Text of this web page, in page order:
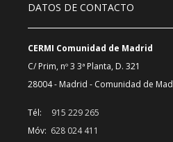
DATOS DE CONTACTO
CERMI Comunidad de Madrid
C/ Prim, nº 3 3ª Planta, D. 321
28004 - Madrid - Comunidad de
Tél:
915 229 265
Móv: 628 024 411